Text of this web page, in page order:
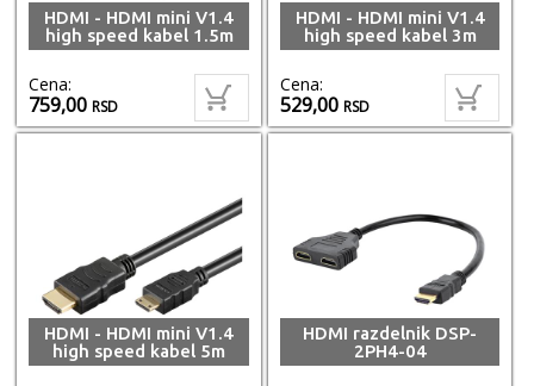
HDMI - HDMI mini V1.4
high speed kabel 1.5m
Cena:
759,00RSD
HDMI - HDMI mini V1.4
high speed kabel 3m
Cena:
529,00RSD
HDMI - HDMI mini V1.4
high speed kabel 5m
HDMI razdelnik DSP-
2PH4-04